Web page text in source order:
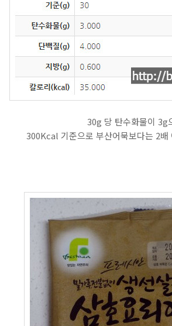
30g 당 탄수화물이 3g
300Kcal 기준으로 부산어묵보다는 2배